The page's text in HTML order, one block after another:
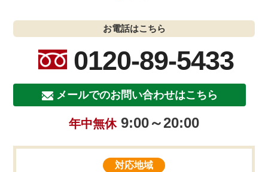
お電話はこちら
0120-89-5433
メールでのお問い合わせはこちら
年中無休9:00～20:00
対応地域